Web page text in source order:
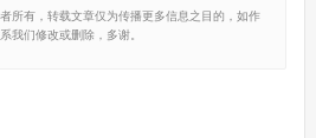
所有，转载文章仅为传播更多信息之目的，如作
我们修改或删除，多谢。